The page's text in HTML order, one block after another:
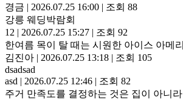
경금 | 2026.07.25 16:00 | 조회 88
강릉 웨딩박람회
12 | 2026.07.25 15:27 | 조회 92
한여름 목이 탈 때는 시원한 아이스 아메
김진아 | 2026.07.25 13:18 | 조회 105
dsadsad
asd | 2026.07.25 12:46 | 조회 82
주거 만족도를 결정하는 것은 집이 아니